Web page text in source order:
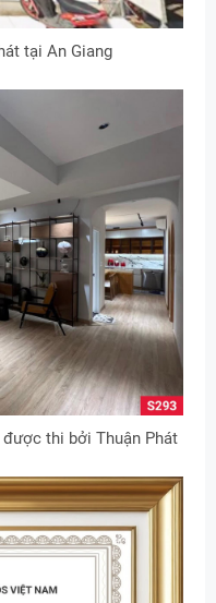
tại An Giang
thi bởi Thuận Phát